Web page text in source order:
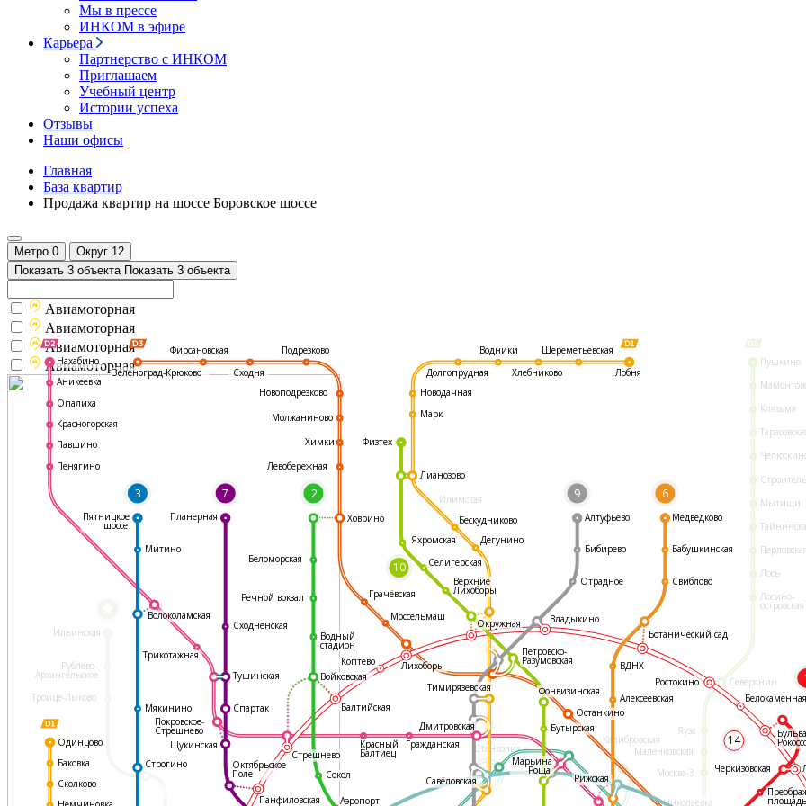
Мы в прессе
ИНКОМ в эфире
Карьера
Партнерство с ИНКОМ
Приглашаем
Учебный центр
Истории успеха
Отзывы
Наши офисы
Главная
База квартир
Продажа квартир на шоссе Боровское шоссе
Метро 0 Округ 12
Показать 3 объекта Показать 3 объекта
Илимская
Пушкино
Клязьма
Мытищи
Лось
Лосино-
островская
Северянин
Яуза
Маленковская
Москва-3
Николаевка
Ильинская
Рублево-
Архангельское
Троице-Лыково
Калибровская
Станколит
3 7
14
2 9 6
10
Фирсановская
Сходня
Подрезково
Новоподрезково
Молжаниново
Химки
Левобережная
Ховрино
Грачёвская
Моссельмаш
Останкино
Медведково
Бабушкинская
Свиблово
ВДНХ
Алексеевская
Рижская
Аэропорт
Сокол
Красный
Балтиец
Гражданская
Дмитровская
Коптево Лихоборы
Балтийская
Войковская
Водный
стадион
Сходненская
Трикотажная
Волоколамская
Тушинская
Мякинино
Строгино
Митино
Нахабино
Аникеевка
Опалиха
Красногорская
Павшино
Пенягино
Одинцово
Баковка
Сколково
Пятницкое
шоссе
Планерная
Спартак
Стрешнево
Щукинская
Октябрьское
Поле
Панфиловская
Окружная
Дегунино
Бескудниково
Верхние
Лихоборы
Селигерская
Физтех
Яхромская
Марк
Лианозово
Новодачная
Речной вокзал
Беломорская
Долгопрудная
Водники
Хлебниково
Шереметьевская
Лобня
Тимирязевская
Марьина
Роща
Савёловская
Фонвизинская
Бутырская
Петровско-
Разумовская
Покровское-
Стрешнево
Бибирево
Отрадное
Владыкино
Ботанический сад
Алтуфьево
Ростокино
Черкизовская
площадь
Зеленоград-Крюково
Авиамоторная
Авиамоторная
Авиамоторная
Авиамоторная